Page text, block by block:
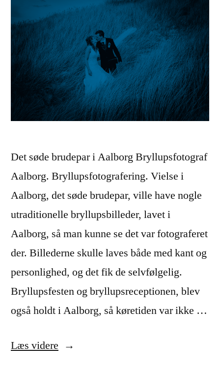
Det søde brudepar i Aalborg Bryllupsfotograf
Aalborg. Bryllupsfotografering. Vielse i
Aalborg, det søde brudepar, ville have nogle
utraditionelle bryllupsbilleder, lavet i
Aalborg, så man kunne se det var fotograferet
der. Billederne skulle laves både med kant og
personlighed, og det fik de selvfølgelig.
Bryllupsfesten og bryllupsreceptionen, blev
også holdt i Aalborg, så køretiden var ikke …
Læs videre “Bryllupsfotograf